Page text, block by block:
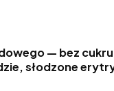
— bez cukru
słodzone